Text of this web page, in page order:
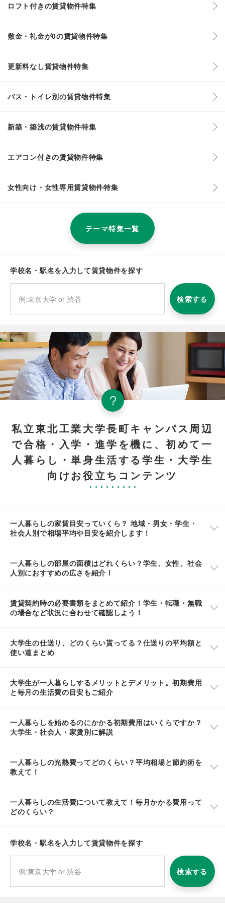
ロフト付きの賃貸物件特集
敷金・礼金が0の賃貸物件特集
更新料なし賃貸物件特集
バス・トイレ別の賃貸物件特集
新築・築浅の賃貸物件特集
エアコン付きの賃貸物件特集
女性向け・女性専用賃貸物件特集
テーマ特集一覧
学校名・駅名を入力して賃貸物件を探す
検索する
私立東北工業大学長町キャンパス周辺
で合格・入学・進学を機に、初めて一
人暮らし・単身生活する学生・大学生
向けお役立ちコンテンツ
一人暮らしの家賃目安っていくら？ 地域・男女・学生・
社会人別で相場平均や目安を紹介します！
一人暮らしの部屋の面積はどれくらい？学生、女性、社会
人別におすすめの広さを紹介！
賃貸契約時の必要書類をまとめて紹介！学生・転職・無職
の場合など状況に合わせて確認しよう！
大学生の仕送り、どのくらい貰ってる？仕送りの平均額と
使い道まとめ
大学生が一人暮らしするメリットとデメリット。初期費用
と毎月の生活費の目安もご紹介
一人暮らしを始めるのにかかる初期費用はいくらですか？
大学生・社会人・家賃別に解説
一人暮らしの光熱費ってどのくらい？平均相場と節約術を
教えて！
一人暮らしの生活費について教えて！毎月かかる費用って
どのくらい？
学校名・駅名を入力して賃貸物件を探す
検索する